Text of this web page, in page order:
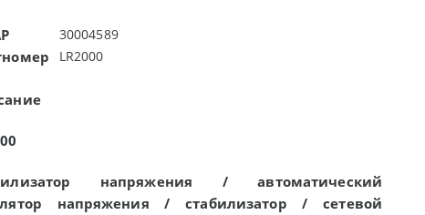
30004589
LR2000
напряжения / автоматический
напряжения / стабилизатор / сетевой